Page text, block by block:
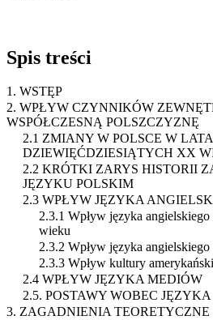
Spis treści
1. WSTĘP
2. WPŁYW CZYNNIKÓW
WSPÓŁCZESNĄ POLSZCZYZNĘ
2.1 ZMIANY W POLSCE W
DZIEWIĘĆDZIESIĄTYCH XX
2.2 KRÓTKI ZARYS HISTORII
JĘZYKU POLSKIM
2.3 WPŁYW JĘZYKA
2.3.1 Wpływ języka
wieku
2.3.2 Wpływ języka
2.3.3 Wpływ kultury
2.4 WPŁYW JĘZYKA MEDIÓW
2.5. POSTAWY WOBEC
3. ZAGADNIENIA TEORETYCZNE